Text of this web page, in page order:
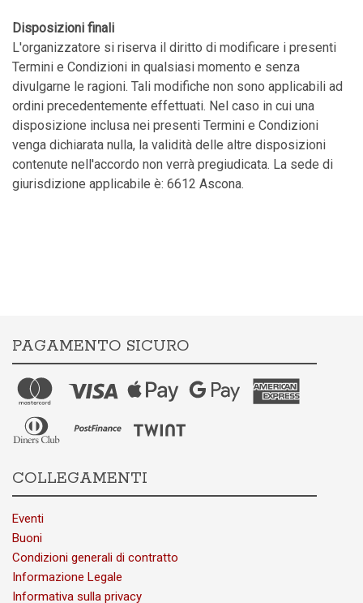
Disposizioni finali
L'organizzatore si riserva il diritto di modificare i presenti
Termini e Condizioni in qualsiasi momento e senza
divulgarne le ragioni. Tali modifiche non sono applicabili ad
ordini precedentemente effettuati. Nel caso in cui una
disposizione inclusa nei presenti Termini e Condizioni
venga dichiarata nulla, la validità delle altre disposizioni
contenute nell'accordo non verrà pregiudicata. La sede di
giurisdizione applicabile è: 6612 Ascona.
PAGAMENTO SICURO
COLLEGAMENTI
Eventi
Buoni
Condizioni generali di contratto
Informazione Legale
Informativa sulla privacy